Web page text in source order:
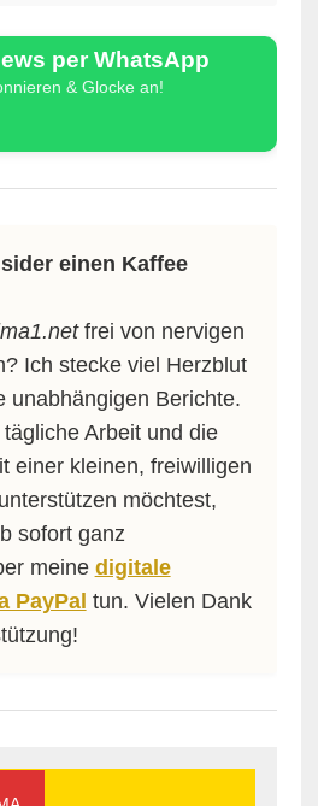
per WhatsApp
& Glocke an!
einen Kaffee
frei von nervigen
Ich stecke viel Herzblut
unabhängigen Berichte.
Arbeit und die
einer kleinen, freiwilligen
möchtest,
sofort ganz
meine digitale
PayPal tun. Vielen Dank